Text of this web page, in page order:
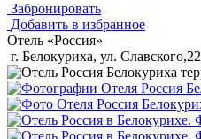
Забронировать
Добавить в избранное
Отель «Россия»
г. Белокуриха, ул. Славского,22